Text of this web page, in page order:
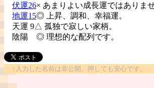
伏運26× あまりよい成長運ではありませ
地運15◎ 上昇、調和、幸福運。
天運 9△ 孤独で寂しい家柄。
陰陽 ◎ 理想的な配列です。
↑入力した名前は非公開。押しても安心です。